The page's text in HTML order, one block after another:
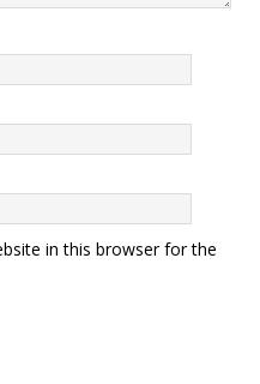
in this browser for the